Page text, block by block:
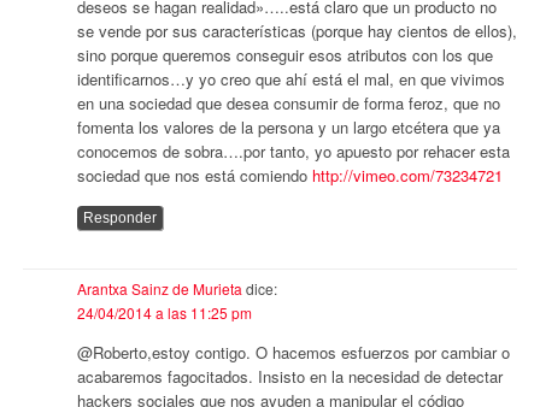
deseos se hagan realidad»…..está claro que un producto no
se vende por sus características (porque hay cientos de ellos),
sino porque queremos conseguir esos atributos con los que
identificarnos…y yo creo que ahí está el mal, en que vivimos
en una sociedad que desea consumir de forma feroz, que no
fomenta los valores de la persona y un largo etcétera que ya
conocemos de sobra….por tanto, yo apuesto por rehacer esta
sociedad que nos está comiendo http://vimeo.com/73234721
Responder
Arantxa Sainz de Murieta dice:
24/04/2014 a las 11:25 pm
@Roberto,estoy contigo. O hacemos esfuerzos por cambiar o
acabaremos fagocitados. Insisto en la necesidad de detectar
hackers sociales que nos ayuden a manipular el código